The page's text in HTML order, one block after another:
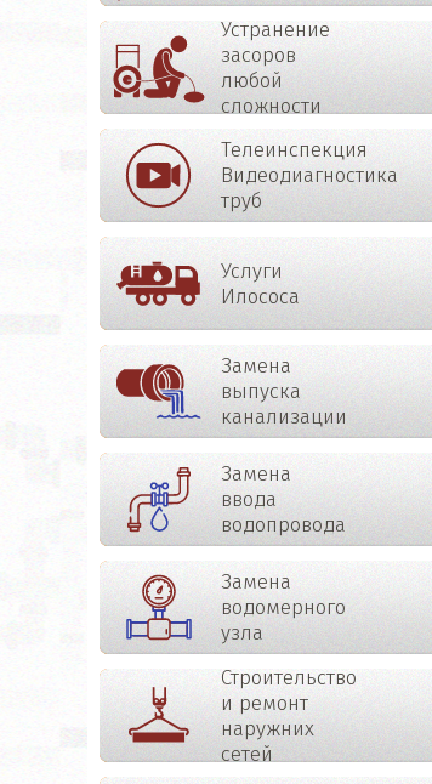
Устранение
засоров
любой
сложности
Телеинспекция
Видеодиагностика
труб
Услуги
Илососа
Замена
выпуска
канализации
Замена
ввода
водопровода
Замена
водомерного
узла
Строительство
и ремонт
наружних
сетей